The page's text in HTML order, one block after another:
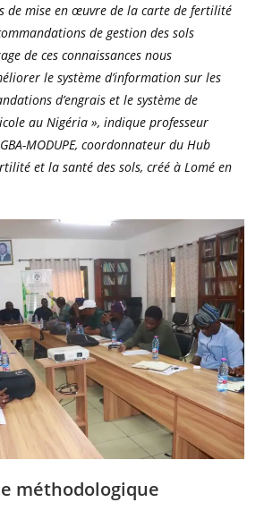
de mise en œuvre de la carte de fertilité
de gestion des sols
de ces connaissances nous
le système d’information sur les
d’engrais et le système de
au Nigéria », indique professeur
MODUPE, coordonnateur du Hub
et la santé des sols, créé à Lomé en
méthodologique